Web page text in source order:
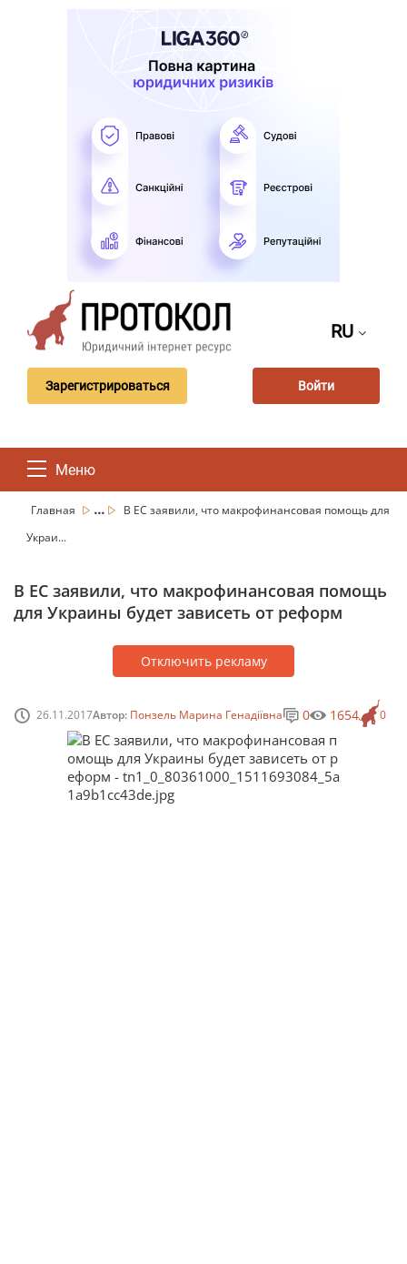
RU
Зарегистрироваться Войти
Меню
Главная ...
В ЕС заявили, что макрофинансовая помощь для
Украи...
В ЕС заявили, что макрофинансовая помощь
для Украины будет зависеть от реформ
Отключить рекламу
26.11.2017Автор: Понзель Марина Генадіївна 0
0 1654